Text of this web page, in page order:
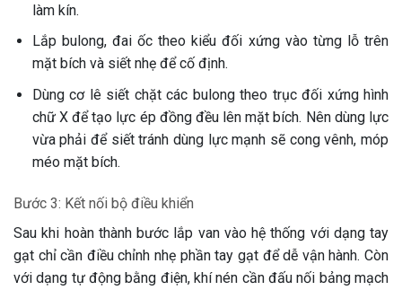
làm kín.
Lắp bulong, đai ốc theo kiểu đối xứng vào từng lỗ trên
mặt bích và siết nhẹ để cố định.
Dùng cơ lê siết chặt các bulong theo trục đối xứng hình
chữ X để tạo lực ép đồng đều lên mặt bích. Nên dùng lực
vừa phải để siết tránh dùng lực mạnh sẽ cong vênh, móp
méo mặt bích.
Bước 3: Kết nối bộ điều khiển
Sau khi hoàn thành bước lắp van vào hệ thống với dạng tay
gạt chỉ cần điều chỉnh nhẹ phần tay gạt để dễ vận hành. Còn
với dạng tự động bằng điện, khí nén cần đấu nối bảng mạch